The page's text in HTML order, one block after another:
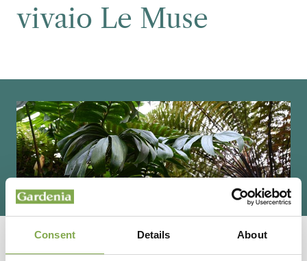
Consent Details About
vivaio Le Muse
Come coltivare la
Rhaphidophora decursiva in